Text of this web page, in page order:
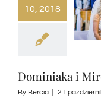
10, 2018
Dominiaka i
By Bercia 21